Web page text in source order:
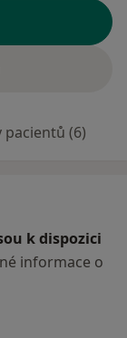
pacientů (6)
k dispozici
informace o